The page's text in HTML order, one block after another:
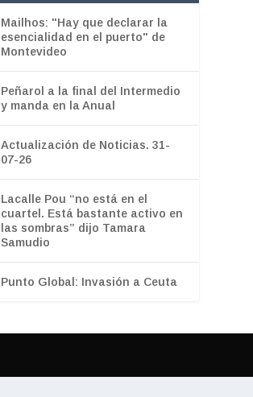
Mailhos: "Hay que declarar la
esencialidad en el puerto" de
Montevideo
Peñarol a la final del Intermedio
y manda en la Anual
Actualización de Noticias. 31-
07-26
Lacalle Pou “no está en el
cuartel. Está bastante activo en
las sombras” dijo Tamara
Samudio
Punto Global: Invasión a Ceuta